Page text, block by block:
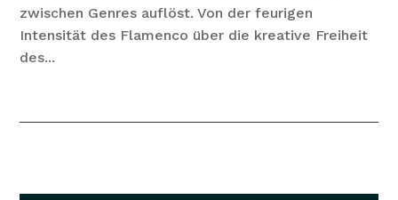
zwischen Genres auflöst. Von der feurigen
Intensität des Flamenco über die kreative Freiheit
des...